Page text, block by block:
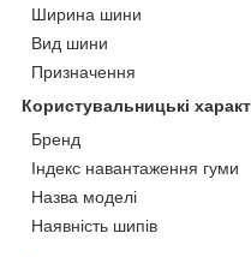
Ширина шини
Вид шини
Призначення
Користувальницькі
Бренд
Індекс навантаження гуми
Назва моделі
Наявність шипів